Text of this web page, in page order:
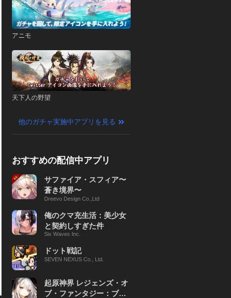
アニモ
天下人の野望
他のガチャ実施中アプリを見る
おすすめの配信中アプリ
サファイア・スフィア〜
蒼き境界〜
Dreevo Design Co.,Ltd
俺のクマ充生活：美少女
と契約しすぎた件
Six Waves Inc.
ドット戦記
SEVEN NEXUS Co., Ltd.
起原神界 レジェンズ・オ
ブ・ファンタジー：ブレ